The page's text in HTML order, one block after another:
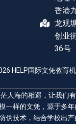
香港
龙观
创业
36号
HELP国际文凭教育机
人海的相遇，让我们
一样的文凭，源于多年
伪技术，结合学校出